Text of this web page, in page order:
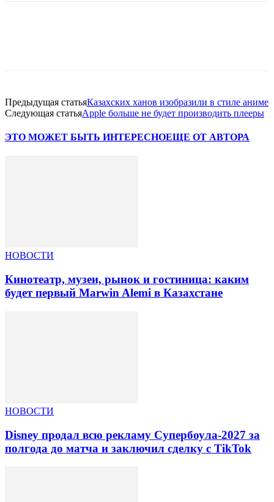
Предыдущая статьяКазахских ханов изобразили в стиле аниме
Следующая статьяApple больше не будет производить плееры
ЭТО МОЖЕТ БЫТЬ ИНТЕРЕСНОЕЩЕ ОТ АВТОРА
НОВОСТИ
Кинотеатр, музеи, рынок и гостиница: каким
будет первый Marwin Alemi в Казахстане
НОВОСТИ
Disney продал всю рекламу Супербоула-2027 за
полгода до матча и заключил сделку с TikTok